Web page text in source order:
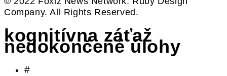
Company. All Rights Reserved.
kognitívna záťaž
nedokončené úlohy
#